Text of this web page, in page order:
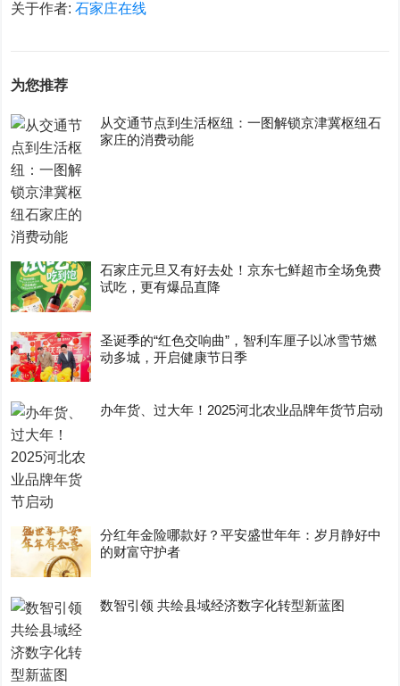
关于作者:石家庄在线
为您推荐
从交通节点到生活枢纽：一图解锁京津冀枢纽石
家庄的消费动能
石家庄元旦又有好去处！京东七鲜超市全场免费
试吃，更有爆品直降
圣诞季的“红色交响曲”，智利车厘子以冰雪节燃
动多城，开启健康节日季
办年货、过大年！2025河北农业品牌年货节启动
分红年金险哪款好？平安盛世年年：岁月静好中
的财富守护者
数智引领 共绘县域经济数字化转型新蓝图